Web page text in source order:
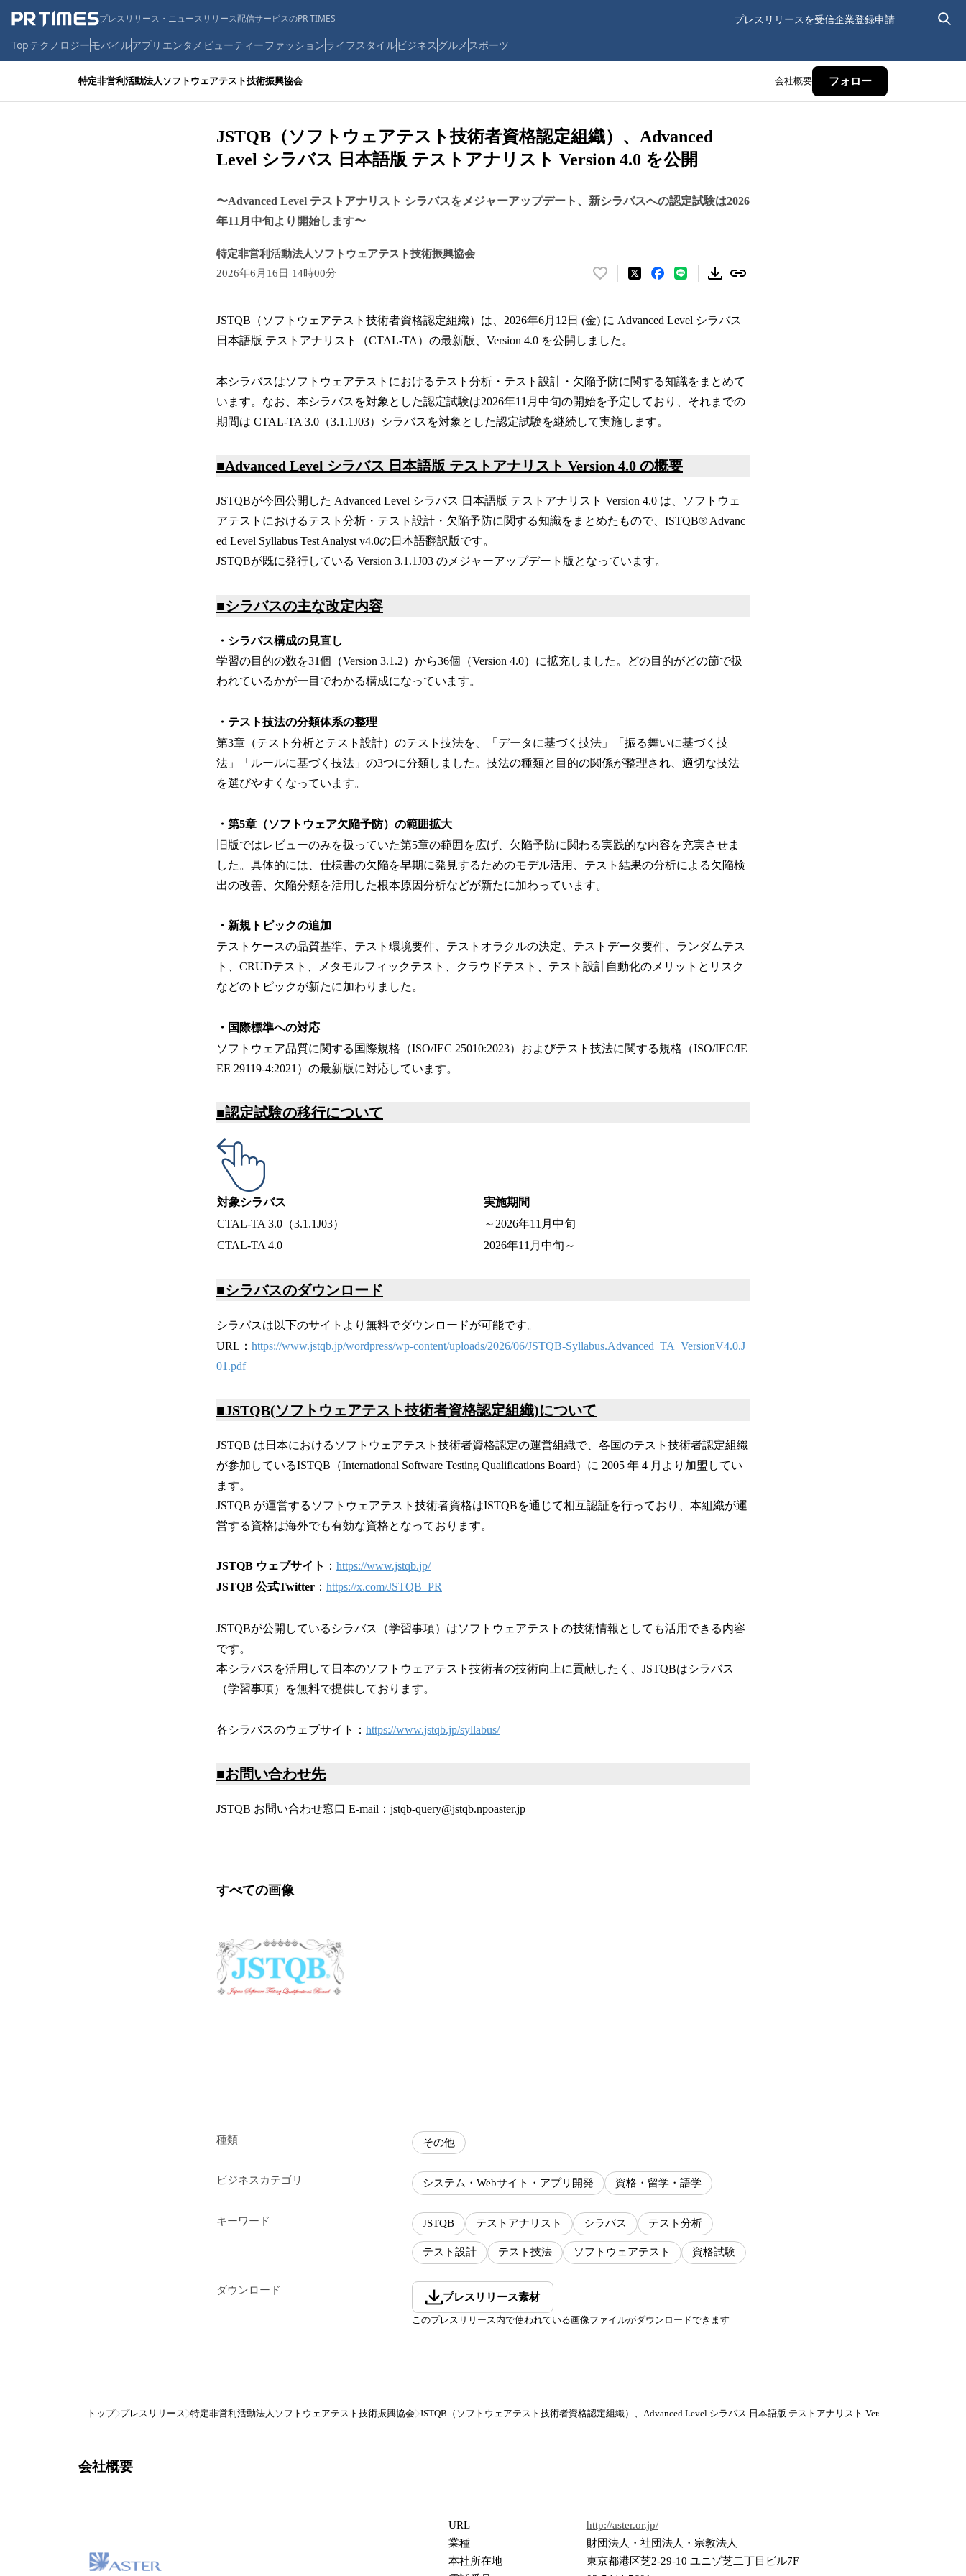
プレスリリース・ニュースリリース配信サービスのPR TIMES プレスリリースを受信企業登録申請
Topテクノロジーモバイルアプリ エンタメ ビューティーファッションライフスタイルビジネス グルメ スポーツ
特定非営利活動法人ソフトウェアテスト技術振興協会 会社概要 フォロー
JSTQB（ソフトウェアテスト技術者資格認定組織）、Advanced
Level シラバス 日本語版 テストアナリスト Version 4.0 を公開
〜Advanced Level テストアナリスト シラバスをメジャーアップデート、新シラバスへの認定試験は2026
年11月中旬より開始します〜
特定非営利活動法人ソフトウェアテスト技術振興協会
2026年6月16日 14時00分
い
！
数
み
込
み
中
JSTQB（ソフトウェアテスト技術者資格認定組織）は、2026年6月12日 (金) に Advanced Level シラバス
日本語版 テストアナリスト（CTAL-TA）の最新版、Version 4.0 を公開しました。
本シラバスはソフトウェアテストにおけるテスト分析・テスト設計・欠陥予防に関する知識をまとめて
います。なお、本シラバスを対象とした認定試験は2026年11月中旬の開始を予定しており、それまでの
期間は CTAL-TA 3.0（3.1.1J03）シラバスを対象とした認定試験を継続して実施します。
■Advanced Level シラバス 日本語版 テストアナリスト Version 4.0 の概要
JSTQBが今回公開した Advanced Level シラバス 日本語版 テストアナリスト Version 4.0 は、ソフトウェ
アテストにおけるテスト分析・テスト設計・欠陥予防に関する知識をまとめたもので、ISTQB® Advanc
ed Level Syllabus Test Analyst v4.0の日本語翻訳版です。
JSTQBが既に発行している Version 3.1.1J03 のメジャーアップデート版となっています。
■シラバスの主な改定内容
・シラバス構成の見直し
学習の目的の数を31個（Version 3.1.2）から36個（Version 4.0）に拡充しました。どの目的がどの節で扱
われているかが一目でわかる構成になっています。
・テスト技法の分類体系の整理
第3章（テスト分析とテスト設計）のテスト技法を、「データに基づく技法」「振る舞いに基づく技
法」「ルールに基づく技法」の3つに分類しました。技法の種類と目的の関係が整理され、適切な技法
を選びやすくなっています。
・第5章（ソフトウェア欠陥予防）の範囲拡大
旧版ではレビューのみを扱っていた第5章の範囲を広げ、欠陥予防に関わる実践的な内容を充実させま
した。具体的には、仕様書の欠陥を早期に発見するためのモデル活用、テスト結果の分析による欠陥検
出の改善、欠陥分類を活用した根本原因分析などが新たに加わっています。
・新規トピックの追加
テストケースの品質基準、テスト環境要件、テストオラクルの決定、テストデータ要件、ランダムテス
ト、CRUDテスト、メタモルフィックテスト、クラウドテスト、テスト設計自動化のメリットとリスク
などのトピックが新たに加わりました。
・国際標準への対応
ソフトウェア品質に関する国際規格（ISO/IEC 25010:2023）およびテスト技法に関する規格（ISO/IEC/IE
EE 29119-4:2021）の最新版に対応しています。
■認定試験の移行について
対象シラバス
実施期間
CTAL-TA 3.0（3.1.1J03）
～2026年11月中旬
CTAL-TA 4.0
2026年11月中旬～
■シラバスのダウンロード
シラバスは以下のサイトより無料でダウンロードが可能です。
URL： https://www.jstqb.jp/wordpress/wp-content/uploads/2026/06/JSTQB-Syllabus.Advanced_TA_VersionV4.0.J
01.pdf
■JSTQB(ソフトウェアテスト技術者資格認定組織)について
JSTQB は日本におけるソフトウェアテスト技術者資格認定の運営組織で、各国のテスト技術者認定組織
が参加しているISTQB（International Software Testing Qualifications Board）に 2005 年 4 月より加盟してい
ます。
JSTQB が運営するソフトウェアテスト技術者資格はISTQBを通じて相互認証を行っており、本組織が運
営する資格は海外でも有効な資格となっております。
JSTQB ウェブサイト ： https://www.jstqb.jp/
JSTQB 公式Twitter ： https://x.com/JSTQB_PR
JSTQBが公開しているシラバス（学習事項）はソフトウェアテストの技術情報としても活用できる内容
です。
本シラバスを活用して日本のソフトウェアテスト技術者の技術向上に貢献したく、JSTQBはシラバス
（学習事項）を無料で提供しております。
各シラバスのウェブサイト： https://www.jstqb.jp/syllabus/
■お問い合わせ先
JSTQB お問い合わせ窓口 E-mail：jstqb-query@jstqb.npoaster.jp
すべての画像
種類 その他
ビジネスカテゴリ システム・Webサイト・アプリ開発 資格・留学・語学
キーワード JSTQB テストアナリスト シラバス テスト分析
テスト設計 テスト技法 ソフトウェアテスト 資格試験
ダウンロード
プレスリリース素材
このプレスリリース内で使われている画像ファイルがダウンロードできます
トップ プレスリリース 特定非営利活動法人ソフトウェアテスト技術振興協会 JSTQB（ソフトウェアテスト技術者資格認定組織）、Advanced Level シラバス 日本語版 テストアナリスト Version 4.0 を公開
会社概要
URL
http://aster.or.jp/
業種
財団法人・社団法人・宗教法人
本社所在地
東京都港区芝2-29-10 ユニゾ芝二丁目ビル7F